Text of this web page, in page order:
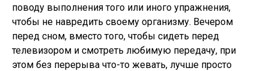
поводу выполнения того или иного упражнения,
чтобы не навредить своему организму. Вечером
перед сном, вместо того, чтобы сидеть перед
телевизором и смотреть любимую передачу, при
этом без перерыва что-то жевать, лучше просто